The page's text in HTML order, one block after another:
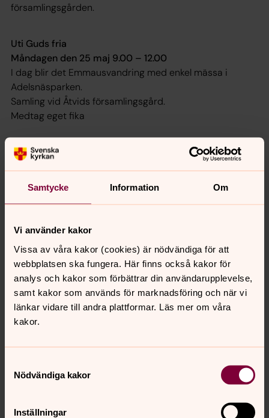
Samtycke Information Om
Vi använder kakor
Vissa av våra kakor (cookies) är nödvändiga för att
webbplatsen ska fungera. Här finns också kakor för
analys och kakor som förbättrar din användarupplevelse,
samt kakor som används för marknadsföring och när vi
länkar vidare till andra plattformar. Läs mer om våra
kakor.
Nödvändiga kakor
Inställningar
församlingsgården.
Uti Guds fria
Måndagen den 25 maj 9.00 – 12.00
I dag blir det Emmausvandring med enkel mässa i
Adelsnäsparken.
Samling vid Åtvids församlingsgård.
Medtag eget fika
Måndagen den 1 juni 9.00 - 12.00
Medtag eget fika.
Måndagen den 8 juni 9.00 – 12.00
Idag åker vi till Åtvidsnäs.
Samling vid Åtvids församlingsgård.
Medtag eget fika.
Ingen föranmälan!
Synpunkter eller frågor på sidans